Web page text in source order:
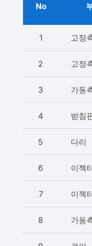
No
1 고정
2 고정
3 가동
4 받침
5 다리
6 이젝
7 이젝
8 가동